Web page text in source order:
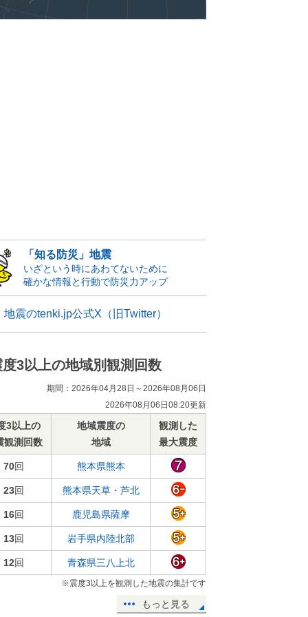
「知る防災」地震
いざという時にあわてないために
確かな情報と行動で防災力アップ
地震のtenki.jp公式X（旧Twitter）
度3以上の地域別観測回数
期間：2026年04月28日～2026年08月06日
2026年08月06日08:20更新
3以上の
観測回数
地域震度の
地域
観測した
最大震度
70回 熊本県熊本
23回 熊本県天草・芦北
16回 鹿児島県薩摩
13回 岩手県内陸北部
12回 青森県三八上北
※震度3以上を観測した地震の集計です
もっと見る